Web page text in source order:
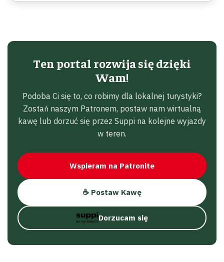
Ten portal rozwija się dzięki
Wam!
Podoba Ci się to, co robimy dla lokalnej turystyki?
Zostań naszym Patronem, postaw nam wirtualną
kawę lub dorzuć się przez Suppi na kolejne wyjazdy
w teren.
Wspieram na Patronite
☕ Postaw Kawę
Dorzucam się